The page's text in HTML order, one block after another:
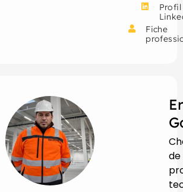
Profil
Fiche
de